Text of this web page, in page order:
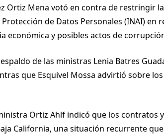
Ortiz Mena votó en contra de restringir
de Datos Personales (INAI)
económica y posibles actos de
de las ministras Lenia Batres
que Esquivel Mossa advirtió sobre
Ortiz Ahlf indicó que los
California, una situación recurrente